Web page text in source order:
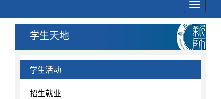
Toggle
学生天地
学生活动
招生就业